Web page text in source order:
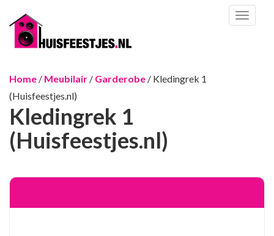
Toggle
Home / Meubilair / Garderobe / Kledingrek 1
(Huisfeestjes.nl)
Kledingrek 1
(Huisfeestjes.nl)